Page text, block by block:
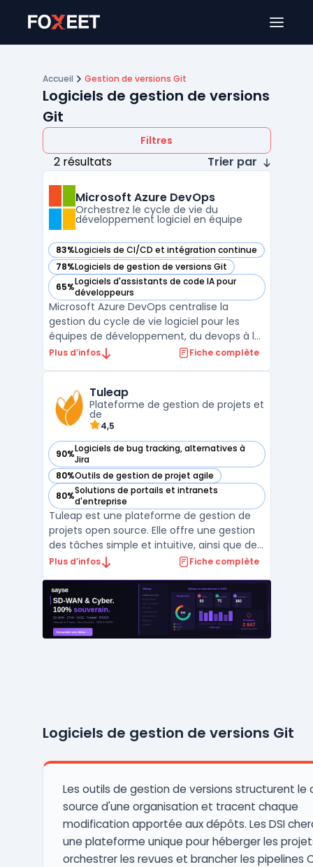
Accueil Gestion de versions Git
Logiciels de gestion de versions
Git
Filtres
2 résultats Trier par
Microsoft Azure DevOps
Orchestrez le cycle de vie du
développement logiciel en équipe
83%Logiciels de CI/CD et intégration continue
— voir Microsoft Azure DevOps dans cette catégorie
78%Logiciels de gestion de versions Git
— voir Microsoft Azure DevOps dans cette catégorie
65%Logiciels d'assistants de code IA pour
développeurs
— voir Microsoft Azure DevOps dans cette catégorie
Microsoft Azure DevOps centralise la
gestion du cycle de vie logiciel pour les
équipes de développement, du devops à la
production. Ce service cloud destiné aux
et l’automatisation des processus afin de
répondre ...
Plus d’infos Fiche complète
Tuleap
Plateforme de gestion de projets et
de
4,5
90%Logiciels de bug tracking, alternatives à
Jira
— voir Tuleap dans cette catégorie
80%Outils de gestion de projet agile
— voir Tuleap dans cette catégorie
80%Solutions de portails et intranets
d'entreprise
— voir Tuleap dans cette catégorie
Tuleap est une plateforme de gestion de
projets open source. Elle offre une gestion
des tâches simple et intuitive, ainsi que des
fonctionnalités de gestion de versions,
bogues. Tuleap permet aux équipes de
travailler ensemble de manière efficace en
fournissant ...
Plus d’infos Fiche complète
Logiciels de gestion de versions Git
Les outils de gestion de versions structurent le
source d'une organisation et tracent chaque
modification apportée aux dépôts. Les DSI
une plateforme unique pour héberger les
orchestrer les revues et brancher les pipelines